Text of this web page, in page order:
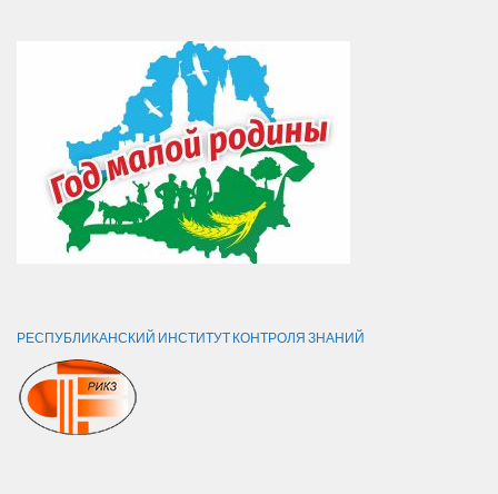
РЕСПУБЛИКАНСКИЙ ИНСТИТУТ КОНТРОЛЯ ЗНАНИЙ